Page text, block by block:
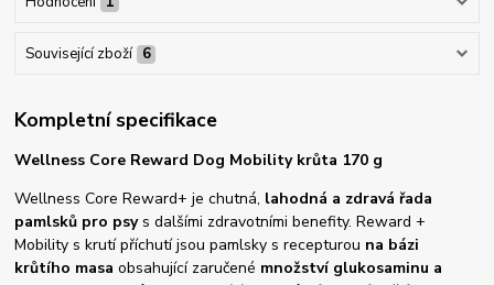
Související zboží 6
Kompletní specifikace
Wellness Core Reward Dog Mobility krůta 170 g
Wellness Core Reward+ je chutná, lahodná a zdravá řada
pamlsků pro psys dalšími zdravotními benefity. Reward +
Mobility s krutí příchutí jsou pamlsky s recepturou na bázi
krůtího masa obsahující zaručené množství glukosaminu a